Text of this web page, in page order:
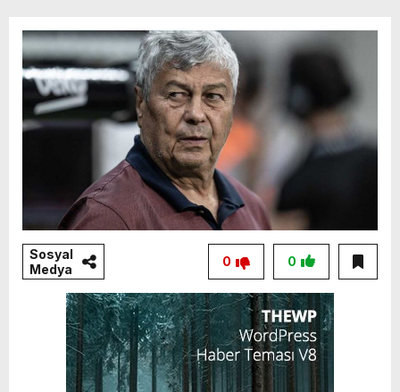
Sosyal
Medya
0
0